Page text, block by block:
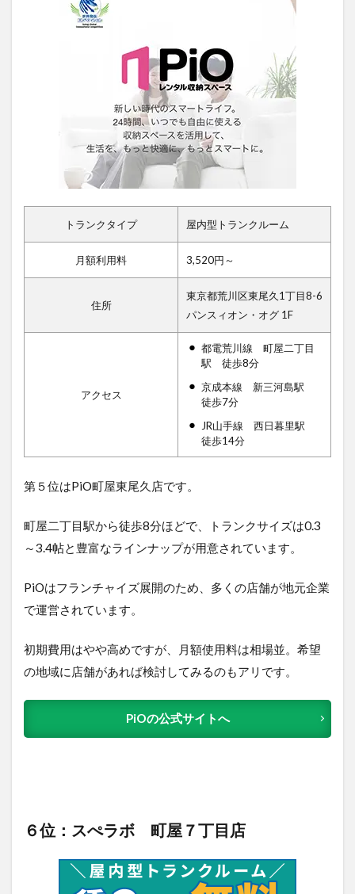
トランクタイプ 屋内型トランクルーム
月額利用料 3,520円～
住所
東京都荒川区東尾久1丁目8-6
パンスィオン・オグ 1F
アクセス
都電荒川線 町屋二丁目
駅 徒歩8分
京成本線 新三河島駅
徒歩7分
JR山手線 西日暮里駅
徒歩14分
第５位はPiO町屋東尾久店です。
町屋二丁目駅から徒歩8分ほどで、トランクサイズは0.3
～3.4帖と豊富なラインナップが用意されています。
PiOはフランチャイズ展開のため、多くの店舗が地元企業
で運営されています。
初期費用はやや高めですが、月額使用料は相場並。希望
の地域に店舗があれば検討してみるのもアリです。
PiOの公式サイトへ
６位：スぺラボ 町屋７丁目店